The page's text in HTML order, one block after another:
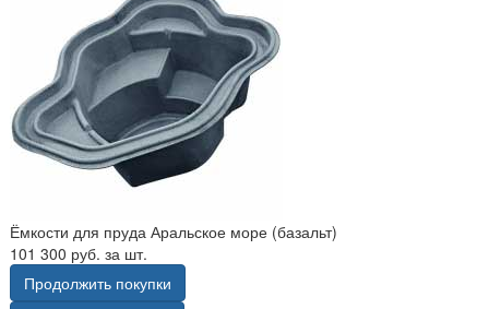
Ёмкости для пруда Аральское море (базальт)
101 300 руб. за шт.
Продолжить покупки